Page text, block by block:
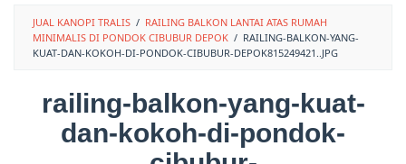
JUAL KANOPI TRALIS / RAILING BALKON LANTAI ATAS RUMAH
MINIMALIS DI PONDOK CIBUBUR DEPOK / RAILING-BALKON-YANG-
KUAT-DAN-KOKOH-DI-PONDOK-CIBUBUR-DEPOK815249421..JPG
railing-balkon-yang-kuat-
dan-kokoh-di-pondok-